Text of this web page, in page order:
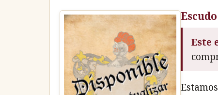
Este